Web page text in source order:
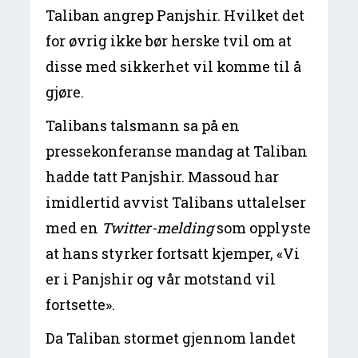
Taliban angrep Panjshir. Hvilket det
for øvrig ikke bør herske tvil om at
disse med sikkerhet vil komme til å
gjøre.
Talibans talsmann sa på en
pressekonferanse mandag at Taliban
hadde tatt Panjshir. Massoud har
imidlertid avvist Talibans uttalelser
med en Twitter-meldingsom opplyste
at hans styrker fortsatt kjemper, «Vi
er i Panjshir og vår motstand vil
fortsette».
Da Taliban stormet gjennom landet